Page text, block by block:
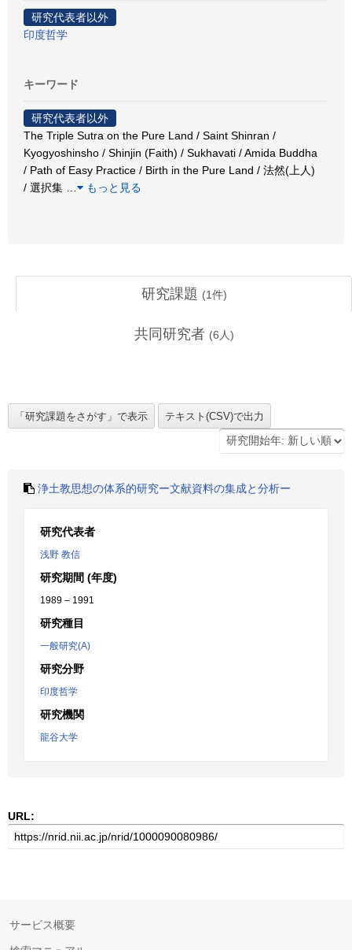
研究代表者以外
印度哲学
キーワード
研究代表者以外
The Triple Sutra on the Pure Land / Saint Shinran /
Kyogyoshinsho / Shinjin (Faith) / Sukhavati / Amida Buddha
/ Path of Easy Practice / Birth in the Pure Land / 法然(上人)
/ 選択集
もっと見る
研究課題 (1件)
共同研究者 (6 人)
浄土教思想の体系的研究ー文献資料の集成と分析ー
研究代表者
浅野 教信
研究期間 (年度)
1989 – 1991
研究種目
一般研究(A)
研究分野
印度哲学
研究機関
龍谷大学
URL:
サービス概要